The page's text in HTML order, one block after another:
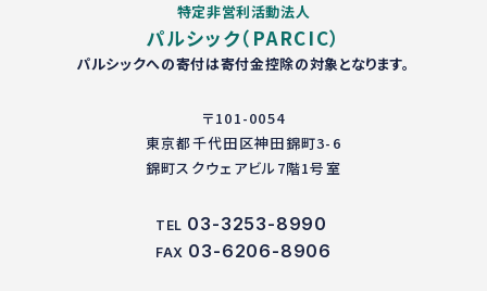
特定非営利活動法人
パルシック（PARCIC）
パルシックへの寄付は寄付金控除の対象となります。
〒101-0054
東京都千代田区神田錦町3-6
錦町スクウェアビル7階1号室
TEL 03-3253-8990
FAX 03-6206-8906